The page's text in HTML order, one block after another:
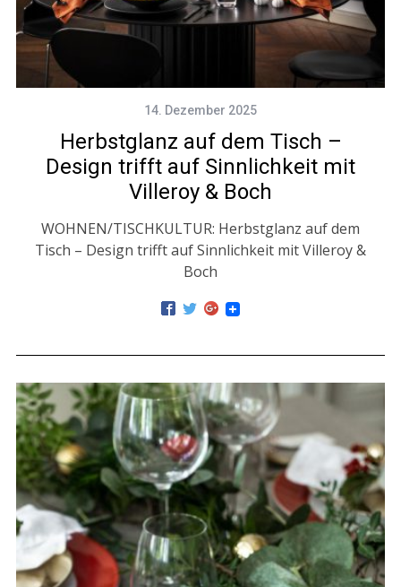
14. Dezember 2025
Herbstglanz auf dem Tisch –
Design trifft auf Sinnlichkeit mit
Villeroy & Boch
WOHNEN/TISCHKULTUR: Herbstglanz auf dem
Tisch – Design trifft auf Sinnlichkeit mit Villeroy &
Boch